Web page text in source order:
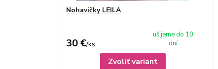
Nohavičky LEILA
30 €/ks
ušijeme do 10
dní
Zvoliť variant